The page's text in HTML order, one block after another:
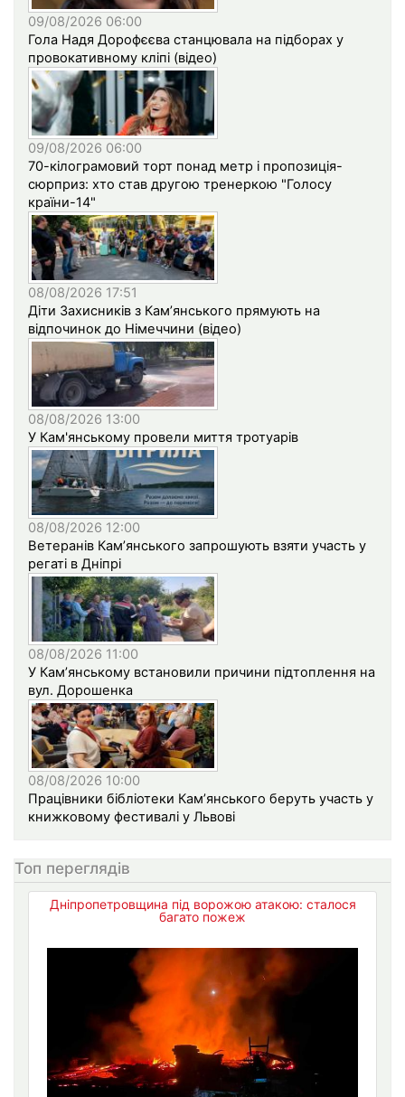
09/08/2026 06:00
Гола Надя Дорофєєва станцювала на підборах у
провокативному кліпі (відео)
09/08/2026 06:00
70-кілограмовий торт понад метр і пропозиція-
сюрприз: хто став другою тренеркою "Голосу
країни-14"
08/08/2026 17:51
Діти Захисників з Кам’янського прямують на
відпочинок до Німеччини (відео)
08/08/2026 13:00
У Кам'янському провели миття тротуарів
08/08/2026 12:00
Ветеранів Кам’янського запрошують взяти участь у
регаті в Дніпрі
08/08/2026 11:00
У Кам’янському встановили причини підтоплення на
вул. Дорошенка
08/08/2026 10:00
Працівники бібліотеки Кам’янського беруть участь у
книжковому фестивалі у Львові
Топ переглядів
Дніпропетровщина під ворожою атакою: сталося
багато пожеж